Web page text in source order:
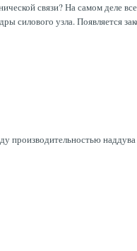
связи? На самом деле
силового узла. Появляется
производительностью